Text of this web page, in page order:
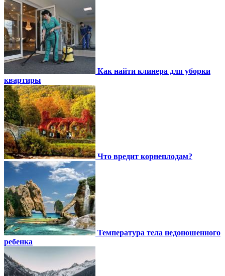
Как найти клинера для уборки
квартиры
Что вредит корнеплодам?
Температура тела недоношенного
ребенка